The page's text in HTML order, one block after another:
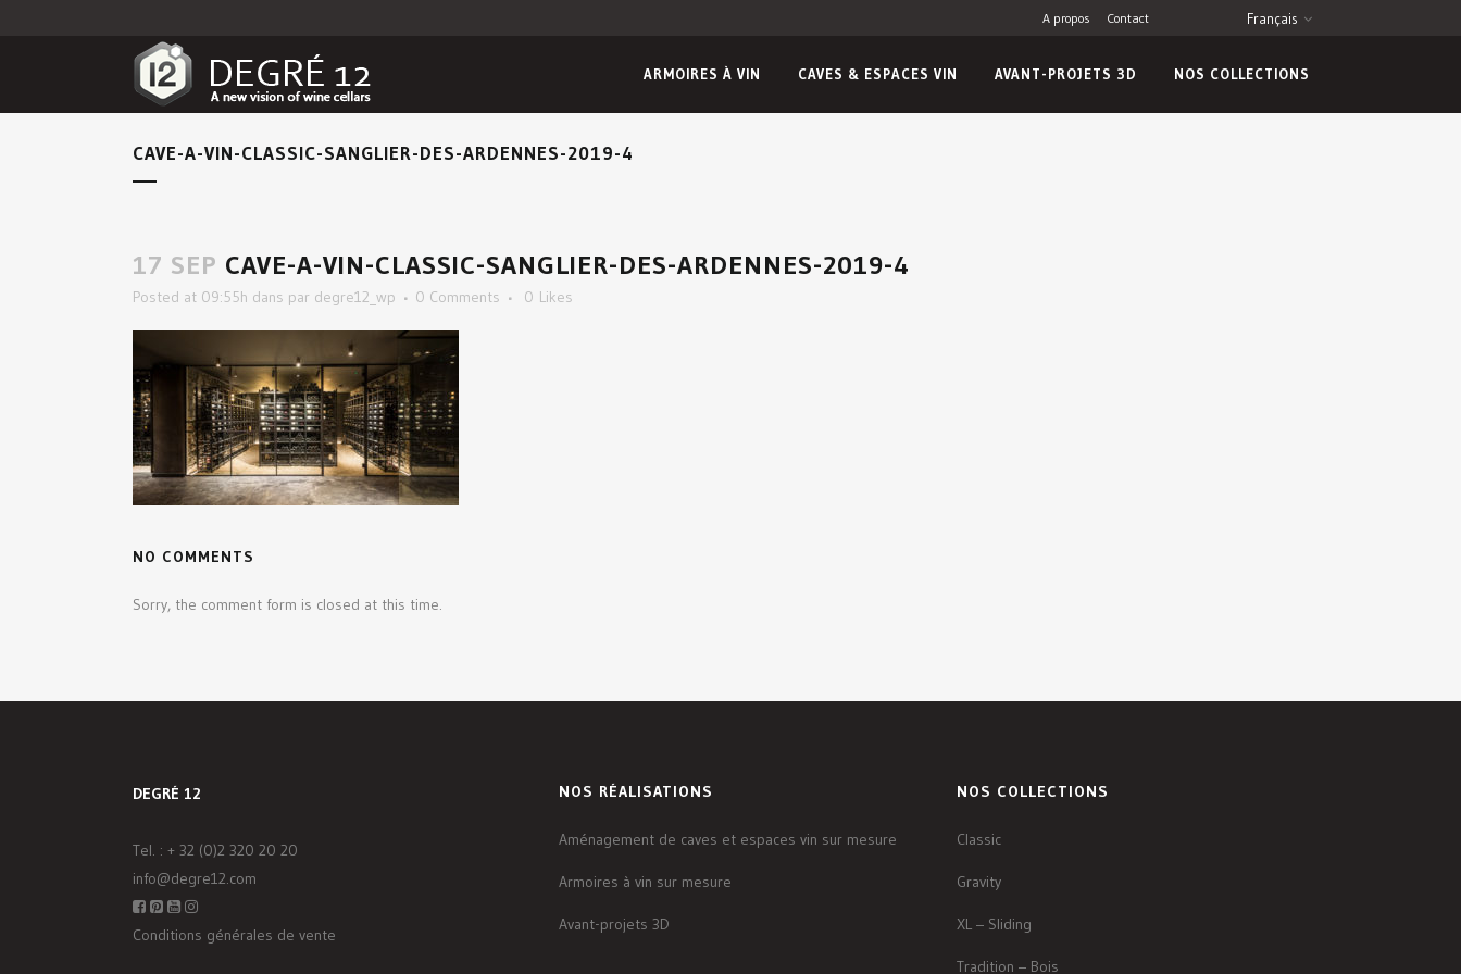
A propos Contact Français
ARMOIRES À VIN CAVES & ESPACES VIN AVANT-PROJETS 3D NOS COLLECTIONS
CAVE-A-VIN-CLASSIC-SANGLIER-DES-ARDENNES-2019-4
17 SEP CAVE-A-VIN-CLASSIC-SANGLIER-DES-ARDENNES-2019-4
Posted at 09:55h dans par degre12_wp 0 Comments 0 Likes
NO COMMENTS
Sorry, the comment form is closed at this time.
DEGRÉ 12
Tel. : + 32 (0)2 320 20 20
info@degre12.com
Conditions générales de vente
NOS RÉALISATIONS
Aménagement de caves et espaces vin sur mesure
Armoires à vin sur mesure
Avant-projets 3D
NOS COLLECTIONS
Classic
Gravity
XL – Sliding
Tradition – Bois